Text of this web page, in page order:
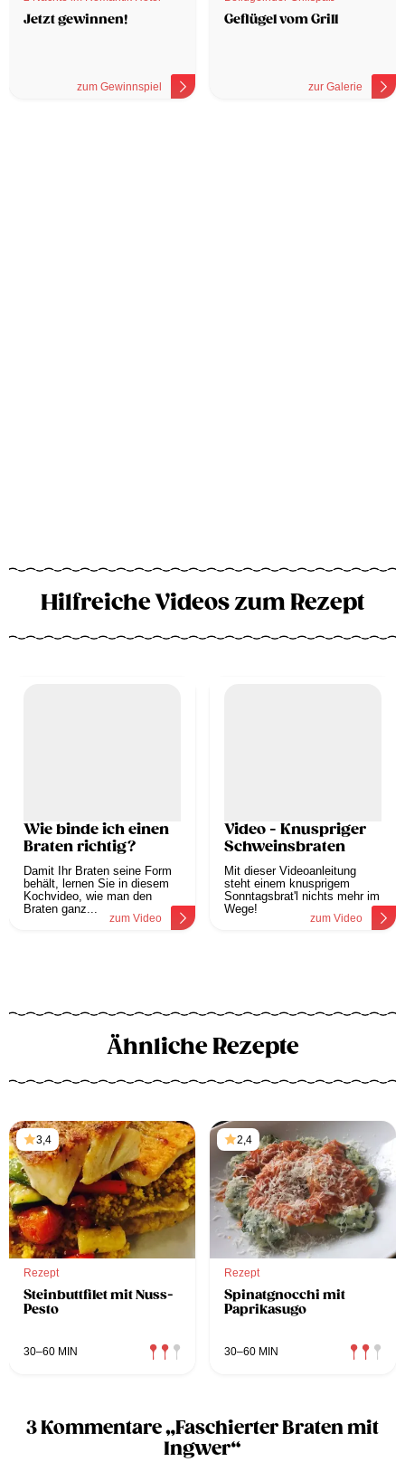
Jetzt gewinnen!
zum Gewinnspiel
Geflügel vom Grill
zur Galerie
Hilfreiche Videos zum Rezept
Wie binde ich einen
Braten richtig?
Damit Ihr Braten seine Form
behält, lernen Sie in diesem
Kochvideo, wie man den
Braten ganz...
zum Video
Video - Knuspriger
Schweinsbraten
Mit dieser Videoanleitung
steht einem knusprigem
Sonntagsbrat'l nichts mehr im
Wege!
zum Video
Ähnliche Rezepte
3,4
Rezept
Steinbuttfilet mit Nuss-
Pesto
30–60 MIN
2,4
Rezept
Spinatgnocchi mit
Paprikasugo
30–60 MIN
3 Kommentare „Faschierter Braten mit
Ingwer“